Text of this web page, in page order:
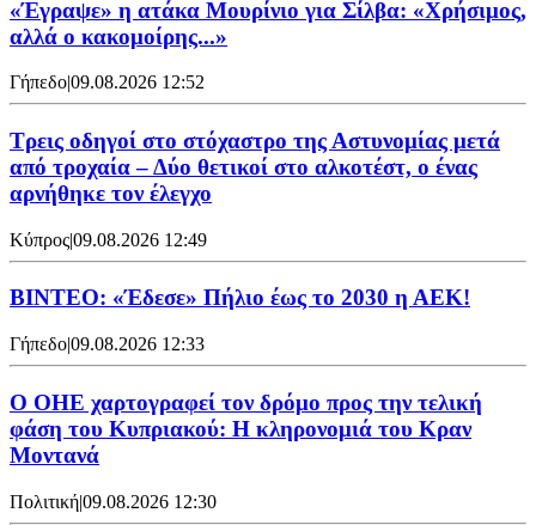
«Έγραψε» η ατάκα Μουρίνιο για Σίλβα: «Χρήσιμος,
αλλά ο κακομοίρης...»
Γήπεδο|09.08.2026 12:52
Τρεις οδηγοί στο στόχαστρο της Αστυνομίας μετά
από τροχαία – Δύο θετικοί στο αλκοτέστ, ο ένας
αρνήθηκε τον έλεγχο
Κύπρος|09.08.2026 12:49
ΒΙΝΤΕΟ: «Έδεσε» Πήλιο έως το 2030 η ΑΕΚ!
Γήπεδο|09.08.2026 12:33
Ο ΟΗΕ χαρτογραφεί τον δρόμο προς την τελική
φάση του Κυπριακού: Η κληρονομιά του Κραν
Μοντανά
Πολιτική|09.08.2026 12:30